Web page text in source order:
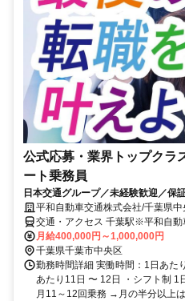
公式応募・業界トップクラ
ート乗務員
日本交通グループ／未経験歓迎／保
平和自動車交通株式会社/千葉県
交通・アクセス 千葉駅※平和自
住所:東京都江戸川区松江3-1-8）
月給400,000円～1,000,000円
千葉県千葉市中央区
勤務時間詳細 実働時間：1日あた
あたり11日 〜 12日 ・シフト制 1
月11～12回乗務 →月の半分以上